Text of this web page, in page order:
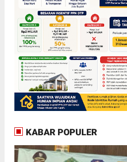
KABAR POPULER